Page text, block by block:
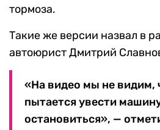
тормоза.
Такие же версии назвал в
автоюрист Дмитрий
«На видео мы не видим,
пытается увести
остановиться», —